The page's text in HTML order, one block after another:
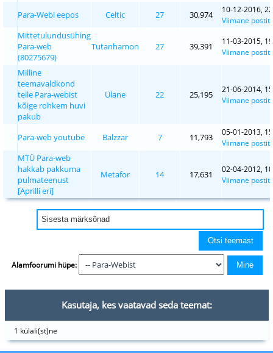
Para-Webi eepos Celtic 27 30,974
10-12-2016,
Viimane
Mittetulundusühing
Para-web
(80275679)
Tutanhamon 27 39,391
11-03-2015,
Viimane
Milline
teemavaldkond
teile Para-webist
kõige rohkem huvi
pakub
Ülane 22 25,195
21-06-2014,
Viimane
Para-web youtube Balzzar 7 11,793
05-01-2013,
Viimane
MTÜ Para-web
hakkab pakkuma
pulmateenust
[Aprilli eri]
Metafor 14 17,631
02-04-2012,
Viimane
Alamfoorumi hüpe:
Kasutaja, kes vaatavad seda teemat:
1 külali(st)ne